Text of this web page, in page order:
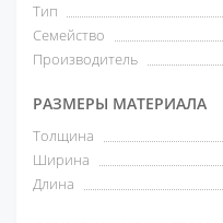
Тип
Семейство
Производитель
РАЗМЕРЫ МАТЕРИАЛА
Толщина
Ширина
Длина